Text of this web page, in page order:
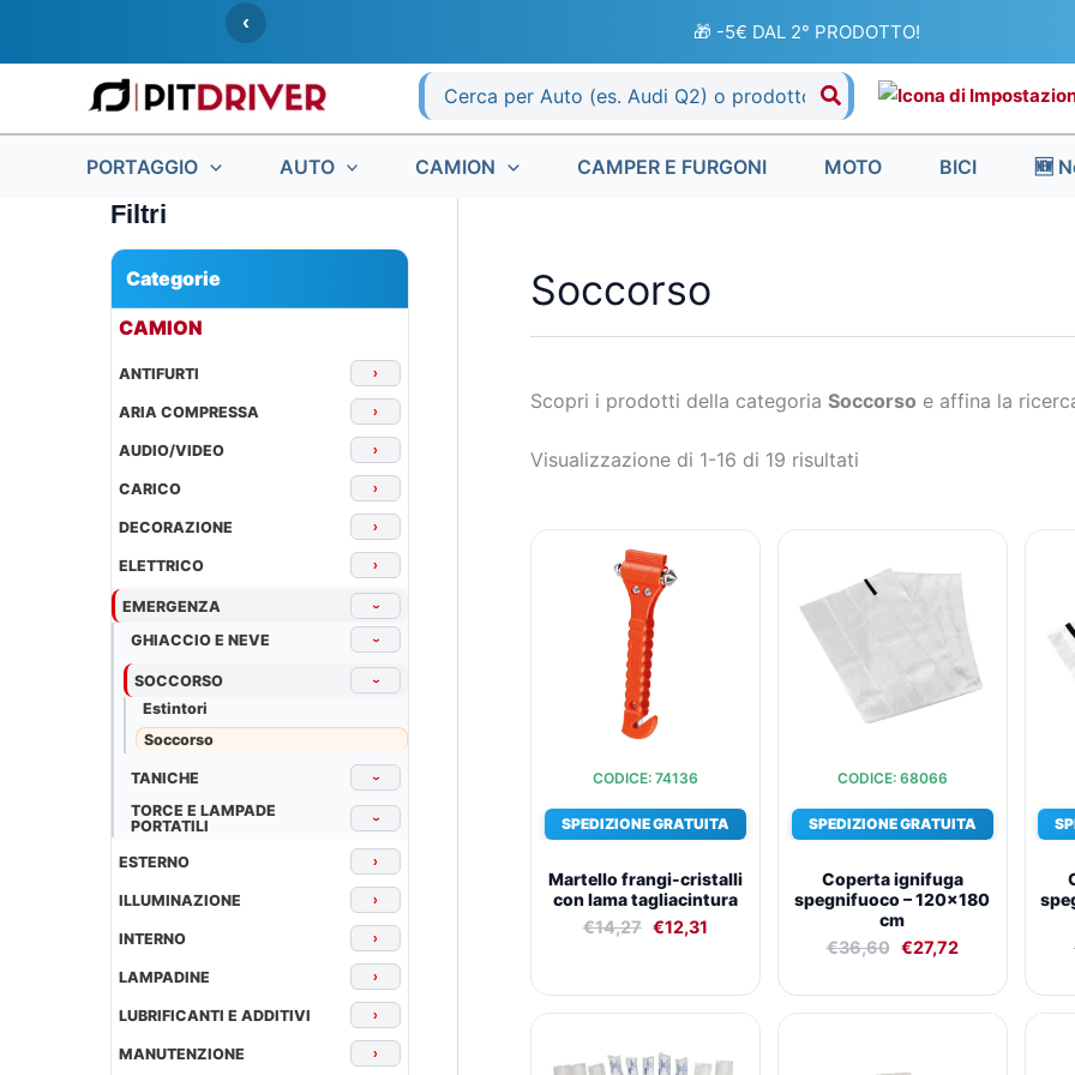
‹ 🎁 -5€ DAL 2° PRODOTTO!
Ricerca
per:
PORTAGGIO AUTO CAMION CAMPER E FURGONI MOTO BICI 🆕
Filtri
Categorie
CAMION
ANTIFURTI ›
ARIA COMPRESSA ›
AUDIO/VIDEO ›
CARICO ›
DECORAZIONE ›
ELETTRICO ›
EMERGENZA ›
GHIACCIO E NEVE ›
SOCCORSO ›
Estintori
Soccorso
TANICHE ›
TORCE E LAMPADE
PORTATILI
›
ESTERNO ›
ILLUMINAZIONE ›
INTERNO ›
LAMPADINE ›
LUBRIFICANTI E ADDITIVI ›
MANUTENZIONE ›
Soccorso
Scopri i prodotti della categoria Soccorso e affina la
Visualizzazione di 1-16 di 19 risultati
in
al
più
recente
CODICE: 74136
SPEDIZIONE GRATUITA
Martello frangi-cristalli
con lama tagliacintura
€14,27
prezzo
originale
era:
€14,27.
€12,31
CODICE: 68066
SPEDIZIONE GRATUITA
Coperta ignifuga
spegnifuoco – 120×180
cm
€36,60
originale
€36,60.
€27,72
è:
€27,72.
originaleattuale